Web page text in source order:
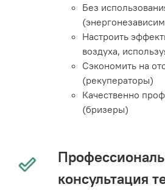
Без
Настроить
воздуха,
Сэкономить на
(рекуператоры)
Качественно
(бризеры)
консультация